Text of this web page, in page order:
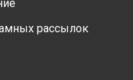
рассылок